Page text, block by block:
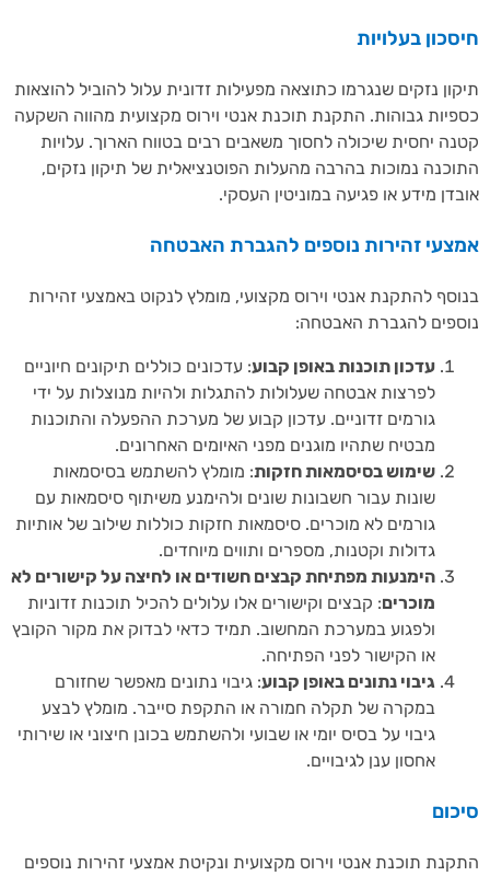
בעלויות
נזקים שנגרמו כתוצאה מפעילות זדונית עלול להוביל להוצאות
גבוהות. התקנת תוכנת אנטי וירוס מקצועית מהווה השקעה
יחסית שיכולה לחסוך משאבים רבים בטווח הארוך. עלויות
נמוכות בהרבה מהעלות הפוטנציאלית של תיקון נזקים,
מידע או פגיעה במוניטין העסקי.
זהירות נוספים להגברת האבטחה
להתקנת אנטי וירוס מקצועי, מומלץ לנקוט באמצעי זהירות
להגברת האבטחה:
עדכון תוכנות באופן קבוע: עדכונים כוללים תיקונים חיוניים
לפרצות אבטחה שעלולות להתגלות ולהיות מנוצלות על ידי
גורמים זדוניים. עדכון קבוע של מערכת ההפעלה והתוכנות
מבטיח שתהיו מוגנים מפני האיומים האחרונים.
שימוש בסיסמאות חזקות: מומלץ להשתמש בסיסמאות
שונות עבור חשבונות שונים ולהימנע משיתוף סיסמאות עם
גורמים לא מוכרים. סיסמאות חזקות כוללות שילוב של אותיות
גדולות וקטנות, מספרים ותווים מיוחדים.
הימנעות מפתיחת קבצים חשודים או לחיצה על קישורים לא
מוכרים: קבצים וקישורים אלו עלולים להכיל תוכנות זדוניות
ולפגוע במערכת המחשוב. תמיד כדאי לבדוק את מקור הקובץ
או הקישור לפני הפתיחה.
גיבוי נתונים באופן קבוע: גיבוי נתונים מאפשר שחזורם
במקרה של תקלה חמורה או התקפת סייבר. מומלץ לבצע
גיבוי על בסיס יומי או שבועי ולהשתמש בכונן חיצוני או שירותי
אחסון ענן לגיבויים.
תוכנת אנטי וירוס מקצועית ונקיטת אמצעי זהירות נוספים